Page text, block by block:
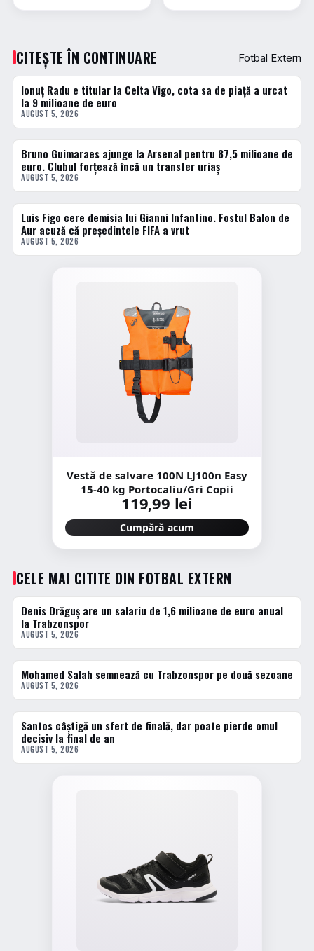
CITEȘTE ÎN CONTINUARE Fotbal Extern
FOTBAL EXTERN
Ionuț Radu e titular la Celta Vigo, cota sa de piață a urcat
la 9 milioane de euro
AUGUST 5, 2026
FOTBAL EXTERN
Bruno Guimaraes ajunge la Arsenal pentru 87,5 milioane de
euro. Clubul forțează încă un transfer uriaș
AUGUST 5, 2026
FOTBAL EXTERN
Luis Figo cere demisia lui Gianni Infantino. Fostul Balon de
Aur acuză că președintele FIFA a vrut
AUGUST 5, 2026
Vestă de salvare 100N LJ100n Easy
15-40 kg Portocaliu/Gri Copii
119,99 lei
Cumpără acum
CELE MAI CITITE DIN FOTBAL EXTERN
1 · TOP
Denis Drăguș are un salariu de 1,6 milioane de euro anual
la Trabzonspor
AUGUST 5, 2026
2 · TOP
Mohamed Salah semnează cu Trabzonspor pe două sezoane
AUGUST 5, 2026
3 · TOP
Santos câștigă un sfert de finală, dar poate pierde omul
decisiv la final de an
AUGUST 5, 2026